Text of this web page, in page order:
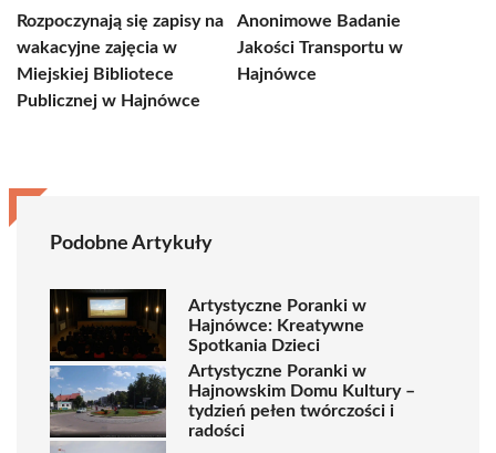
Rozpoczynają się zapisy na
wakacyjne zajęcia w
Miejskiej Bibliotece
Publicznej w Hajnówce
Anonimowe Badanie
Jakości Transportu w
Hajnówce
Podobne Artykuły
Artystyczne Poranki w
Hajnówce: Kreatywne
Spotkania Dzieci
Artystyczne Poranki w
Hajnowskim Domu Kultury –
tydzień pełen twórczości i
radości